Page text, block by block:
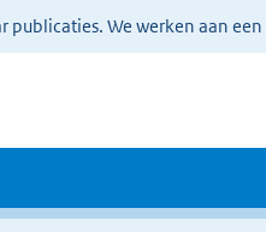
We werken aan